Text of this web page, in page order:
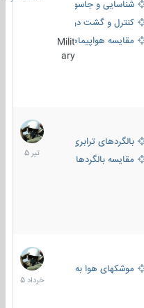
شناسایی و جاسوسی
کنترل و گشت دریایی
مقایسه هواپیماهاMilit
ary
بالگردهای ترابری
مقایسه بالگردها
22
تیر
1405
موشکهای هوا به سطح
30
خرداد
1405